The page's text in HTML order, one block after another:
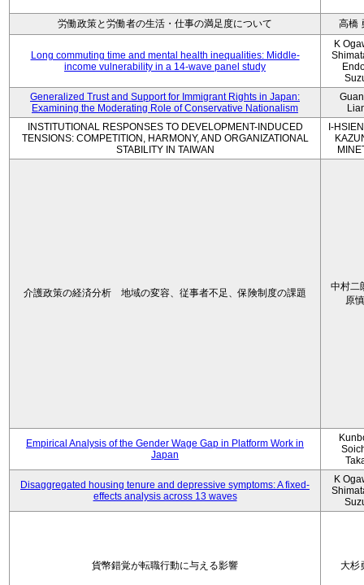
労働政策と労働者の生活・仕事の満足度について 高橋
Long commuting time and mental health inequalities: Middle-
income vulnerability in a 14-wave panel study
K
Generalized Trust and Support for Immigrant Rights in Japan:
Examining the Moderating Role of Conservative Nationalism
INSTITUTIONAL RESPONSES TO DEVELOPMENT-INDUCED
TENSIONS: COMPETITION, HARMONY, AND ORGANIZATIONAL
STABILITY IN TAIWAN
I-
介護政策の経済分析 地域の変容、従事者不足、保険制度の課題
中村二
原
Empirical Analysis of the Gender Wage Gap in Platform Work in
Japan
Disaggregated housing tenure and depressive symptoms: A fixed-
effects analysis across 13 waves
K
貨幣錯覚が転職行動に与える影響 大杉